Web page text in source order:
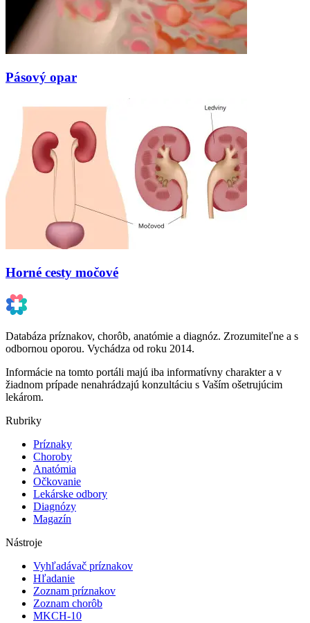
Pásový opar
Horné cesty močové
Databáza príznakov, chorôb, anatómie a diagnóz. Zrozumiteľne a s
odbornou oporou. Vychádza od roku 2014.
Informácie na tomto portáli majú iba informatívny charakter a v
žiadnom prípade nenahrádzajú konzultáciu s Vaším ošetrujúcim
lekárom.
Rubriky
Príznaky
Choroby
Anatómia
Očkovanie
Lekárske odbory
Diagnózy
Magazín
Nástroje
Vyhľadávač príznakov
Hľadanie
Zoznam príznakov
Zoznam chorôb
MKCH-10